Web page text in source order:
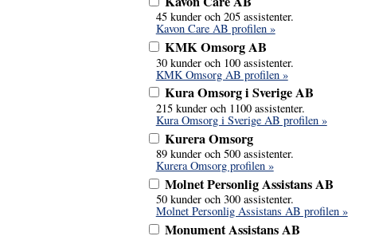
45 kunder och 205 assistenter.
Kavon Care AB profilen »
KMK Omsorg AB
30 kunder och 100 assistenter.
KMK Omsorg AB profilen »
Kura Omsorg i Sverige AB
215 kunder och 1100 assistenter.
Kura Omsorg i Sverige AB profilen »
Kurera Omsorg
89 kunder och 500 assistenter.
Kurera Omsorg profilen »
Molnet Personlig Assistans AB
50 kunder och 300 assistenter.
Molnet Personlig Assistans AB profilen »
Monument Assistans AB